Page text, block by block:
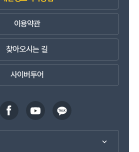
이용약관
찾아오시는 길
사이버투어